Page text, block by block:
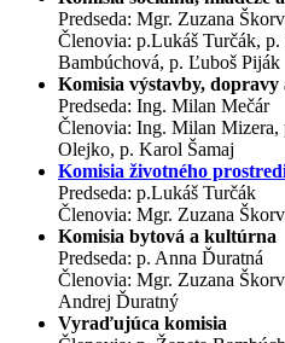
Predseda: Mgr. Zuzana
Členovia: p.Lukáš Turčák,
Bambúchová, p. Ľuboš Piják
Komisia výstavby, dopravy
Predseda: Ing. Milan Mečár
Členovia: Ing. Milan
Olejko, p. Karol Šamaj
Komisia životného
Predseda: p.Lukáš Turčák
Členovia: Mgr. Zuzana
Komisia bytová a kultúrna
Predseda: p. Anna Ďuratná
Členovia: Mgr. Zuzana
Andrej Ďuratný
Vyraďujúca komisia